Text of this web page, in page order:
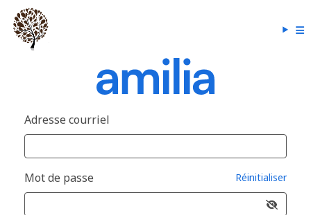
Adresse courriel
Mot de passe Réinitialiser